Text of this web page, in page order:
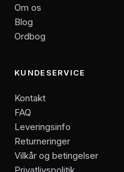
Om os
Blog
Ordbog
KUNDESERVICE
Kontakt
FAQ
Leveringsinfo
Returneringer
Vilkår og betingelser